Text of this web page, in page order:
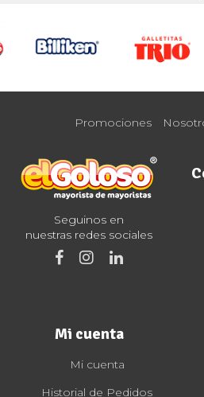
Promociones
Seguinos en
nuestras redes sociales
Mi cuenta
Mi cuenta
Historial de Pedidos